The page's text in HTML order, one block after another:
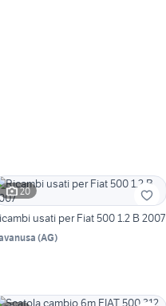
20
usati per Fiat 500 1.2 B 2007
(AG)